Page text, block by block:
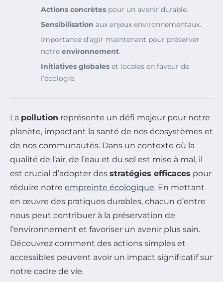
Actions concrètes pour un avenir durable.
Sensibilisation aux enjeux environnementaux.
Importance d’agir maintenant pour préserver
notre environnement.
Initiatives globales et locales en faveur de
l’écologie.
La pollution représente un défi majeur pour notre
planète, impactant la santé de nos écosystèmes et
de nos communautés. Dans un contexte où la
qualité de l’air, de l’eau et du sol est mise à mal, il
est crucial d’adopter des stratégies efficaces pour
réduire notre empreinte écologique. En mettant
en œuvre des pratiques durables, chacun d’entre
nous peut contribuer à la préservation de
l’environnement et favoriser un avenir plus sain.
Découvrez comment des actions simples et
accessibles peuvent avoir un impact significatif sur
notre cadre de vie.